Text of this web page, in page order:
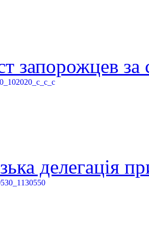
запорожцев за
делегація